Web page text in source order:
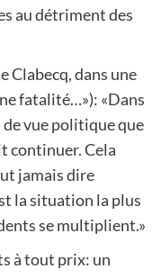
au détriment des
Clabecq, dans une
fatalité…»): «Dans
vue politique que
continuer. Cela
jamais dire
la situation la plus
se multiplient.»
à tout prix: un